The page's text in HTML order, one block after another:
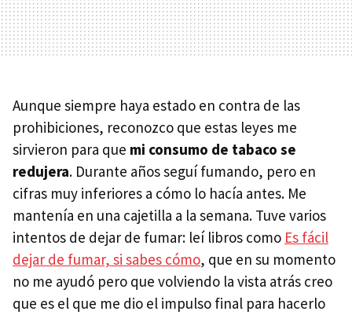
Aunque siempre haya estado en contra de las
prohibiciones, reconozco que estas leyes me
sirvieron para que mi consumo de tabaco se
redujera. Durante años seguí fumando, pero en
cifras muy inferiores a cómo lo hacía antes. Me
mantenía en una cajetilla a la semana. Tuve varios
intentos de dejar de fumar: leí libros como Es fácil
dejar de fumar, si sabes cómo, que en su momento
no me ayudó pero que volviendo la vista atrás creo
que es el que me dio el impulso final para hacerlo